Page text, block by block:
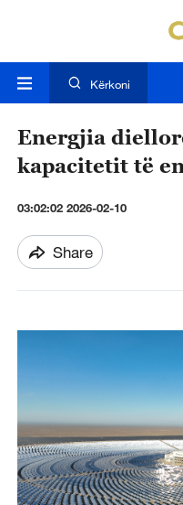
Kërkoni
Energjia
kapacitetit të
03:02:02 2026-02-10
Share